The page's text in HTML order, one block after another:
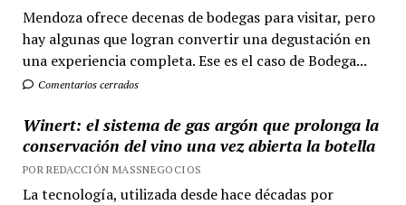
Mendoza ofrece decenas de bodegas para visitar, pero
hay algunas que logran convertir una degustación en
una experiencia completa. Ese es el caso de Bodega...
Comentarios cerrados
Winert: el sistema de gas argón que prolonga la
conservación del vino una vez abierta la botella
POR REDACCIÓN MASSNEGOCIOS
La tecnología, utilizada desde hace décadas por